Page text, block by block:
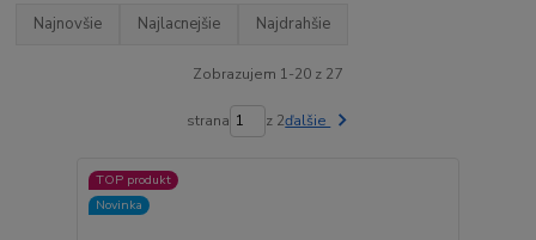
Najnovšie Najlacnejšie Najdrahšie
Zobrazujem 1-20 z 27
strana z 2ďalšie
TOP produkt
Novinka